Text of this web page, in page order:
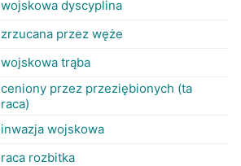
wojskowa dyscyplina
zrzucana przez węże
wojskowa trąba
ceniony przez przeziębionych (ta
raca)
inwazja wojskowa
raca rozbitka